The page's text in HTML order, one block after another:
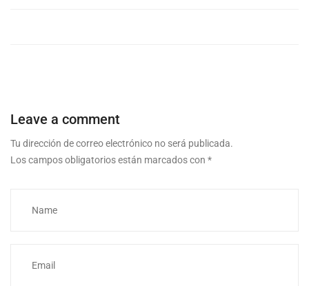
Leave a comment
Tu dirección de correo electrónico no será publicada.
Los campos obligatorios están marcados con *